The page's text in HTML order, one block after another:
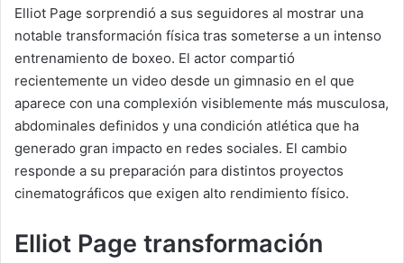
Elliot Page sorprendió a sus seguidores al mostrar una
notable transformación física tras someterse a un intenso
entrenamiento de boxeo. El actor compartió
recientemente un video desde un gimnasio en el que
aparece con una complexión visiblemente más musculosa,
abdominales definidos y una condición atlética que ha
generado gran impacto en redes sociales. El cambio
responde a su preparación para distintos proyectos
cinematográficos que exigen alto rendimiento físico.
Elliot Page transformación